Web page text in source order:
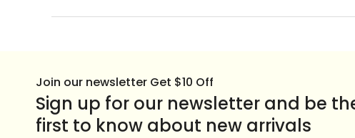
Join our newsletter Get $10 Off
Sign up for our newsletter and be
first to know about new arrivals